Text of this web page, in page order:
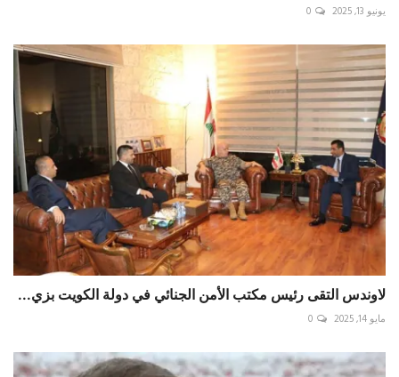
يونيو 13, 2025 0
لاوندس التقى رئيس مكتب الأمن الجنائي في دولة الكويت بزي...
مايو 14, 2025 0